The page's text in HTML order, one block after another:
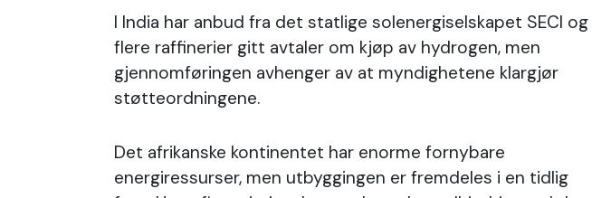
I India har anbud fra det statlige solenergiselskapet SECI og
flere raffinerier gitt avtaler om kjøp av hydrogen, men
gjennomføringen avhenger av at myndighetene klargjør
støtteordningene.
Det afrikanske kontinentet har enorme fornybare
energiressurser, men utbyggingen er fremdeles i en tidlig